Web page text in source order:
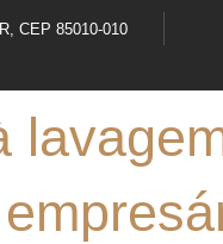
CEP 85010-010